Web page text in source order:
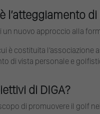
l’atteggiamento
un nuovo approccio alla
è costituita
di vista personale e
di DIGA?
di promuovere il golf